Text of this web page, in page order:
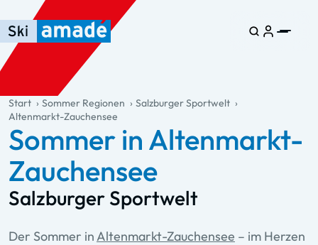
Zum Haupt-Inhalt springen
Springe zur Tabelle
Zur Haupt-Navigation springen
general.table-of-content
Start Sommer Regionen
Salzburger Sportwelt
Altenmarkt-Zauchensee
Sommer in Altenmarkt-
Zauchensee
Salzburger Sportwelt
Der Sommer inAltenmarkt-Zauchensee – im Herzen